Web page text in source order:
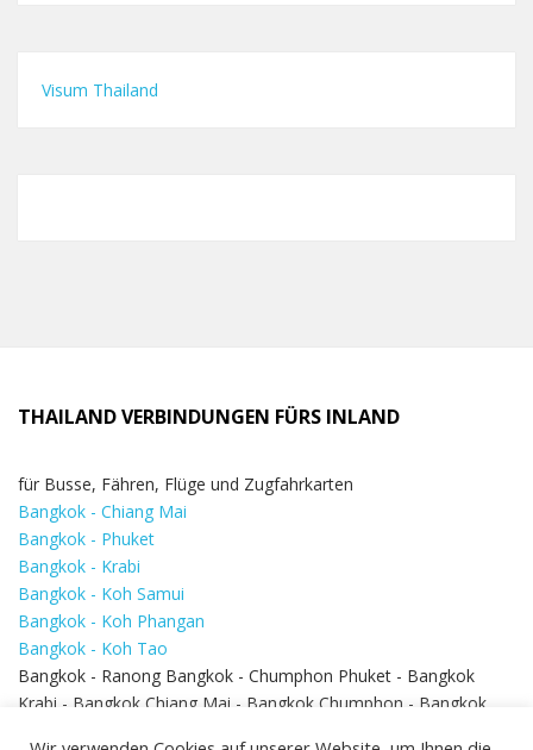
Visum Thailand
THAILAND VERBINDUNGEN FÜRS INLAND
für Busse, Fähren, Flüge und Zugfahrkarten
Bangkok - Chiang Mai
Bangkok - Phuket
Bangkok - Krabi
Bangkok - Koh Samui
Bangkok - Koh Phangan
Bangkok - Koh Tao
Bangkok - Ranong Bangkok - Chumphon Phuket - Bangkok
Krabi - Bangkok Chiang Mai - Bangkok Chumphon - Bangkok